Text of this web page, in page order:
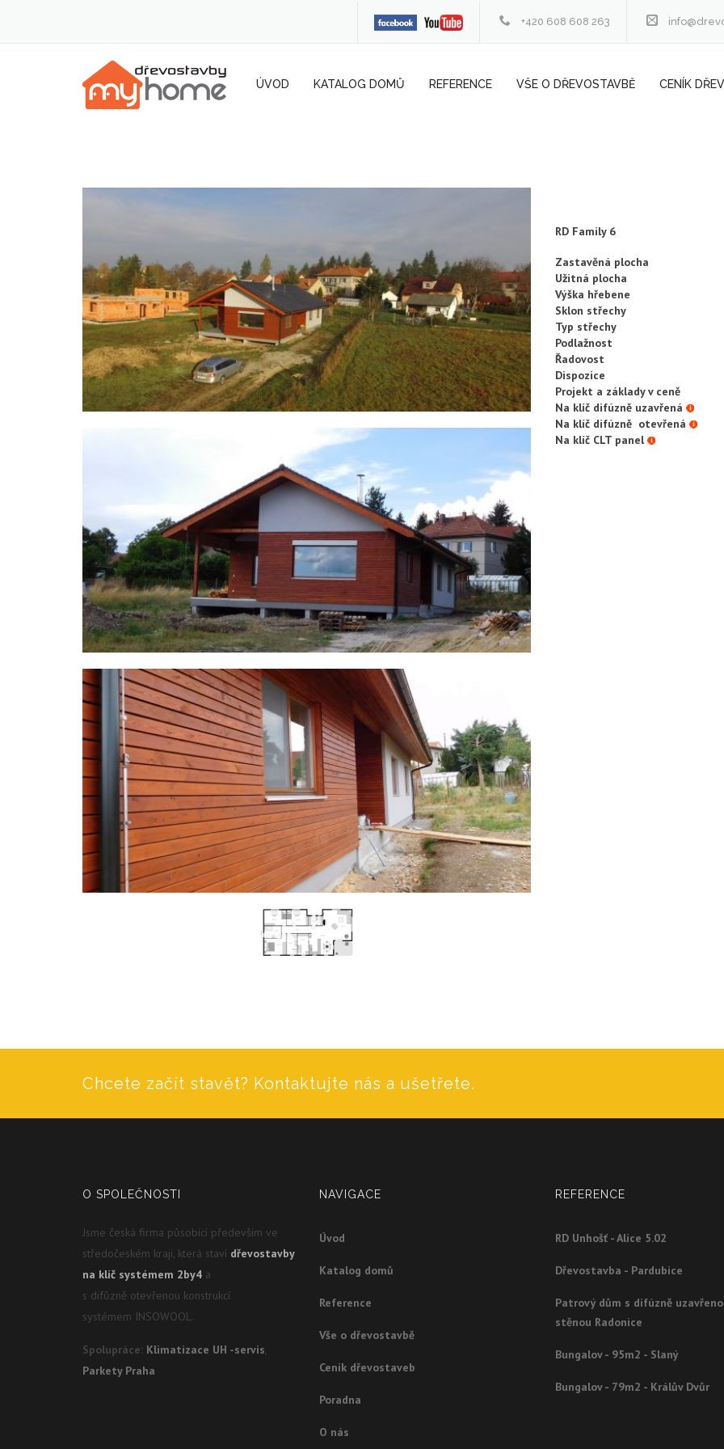
+420 608 608 263
ÚVOD KATALOG DOMŮ REFERENCE VŠE O DŘEVOSTAVBĚ CENÍK
RD Family 6
Zastavěná plocha
Užitná plocha
Výška hřebene
Sklon střechy
Typ střechy
Podlažnost
Řadovost
Dispozice
Projekt a základy v ceně
Na klíč difúzně uzavřená
Na klíč difúzně otevřená
Na klíč CLT panel
Chcete začít stavět? Kontaktujte nás a ušetřete.
O SPOLEČNOSTI
Jsme česká firma působící především ve
středočeském kraji, která staví dřevostavby
na klíč systémem 2by4 a
s difůzně otevřenou konstrukcí
systémem INSOWOOL.
Spolupráce: Klimatizace UH -servis,
Parkety Praha
NAVIGACE
Úvod
Katalog domů
Reference
Vše o dřevostavbě
Ceník dřevostaveb
Poradna
O nás
REFERENCE
RD Unhošť - Alice 5.02
Dřevostavba - Pardubice
Patrový dům s difúzně
stěnou Radonice
Bungalov - 95m2 - Slaný
Bungalov - 79m2 - Králův Dvůr